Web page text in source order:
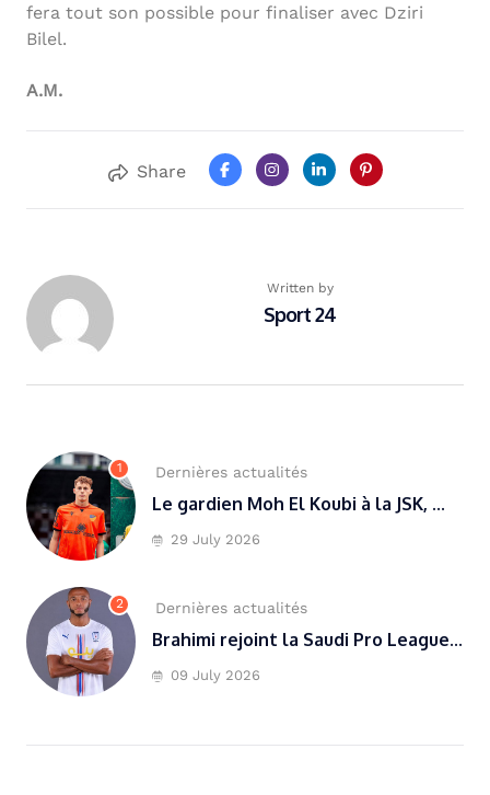
fera tout son possible pour finaliser avec Dziri
Bilel.
A.M.
Share
Written by
Sport 24
1 Dernières actualités
Le gardien Moh El Koubi à la JSK, ...
29 July 2026
2 Dernières actualités
Brahimi rejoint la Saudi Pro League...
09 July 2026